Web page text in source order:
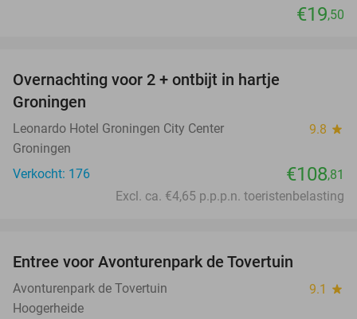
€19,50
Overnachting voor 2 + ontbijt in hartje
Groningen
Leonardo Hotel Groningen City Center 9.8 star
Groningen
Verkocht: 176
€108,81
Excl. ca. €4,65 p.p.p.n. toeristenbelasting
Entree voor Avonturenpark de Tovertuin
Avonturenpark de Tovertuin 9.1 star
Hoogerheide